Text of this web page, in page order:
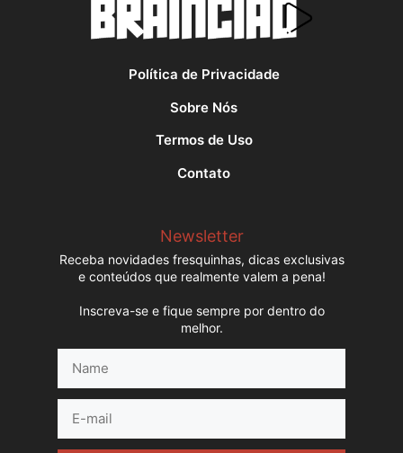
Política de Privacidade
Sobre Nós
Termos de Uso
Contato
Newsletter
Receba novidades fresquinhas, dicas exclusivas
e conteúdos que realmente valem a pena!
Inscreva-se e fique sempre por dentro do
melhor.
mail